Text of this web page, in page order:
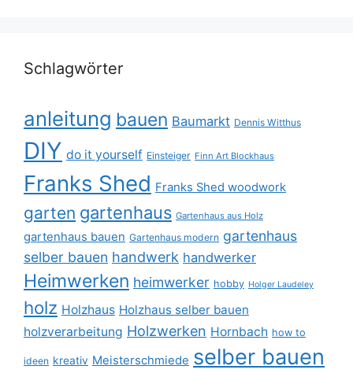
Schlagwörter
anleitung bauen Baumarkt Dennis Witthus
DIY do it yourself Einsteiger Finn Art Blockhaus
Franks Shed Franks Shed woodwork
garten gartenhaus Gartenhaus aus Holz
gartenhaus bauen Gartenhaus modern gartenhaus
selber bauen handwerk handwerker
Heimwerken heimwerker hobby Holger Laudeley
holz Holzhaus Holzhaus selber bauen
holzverarbeitung Holzwerken Hornbach how to
ideen kreativ Meisterschmiede selber bauen